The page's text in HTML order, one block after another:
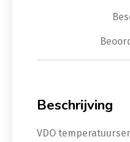
Beschrijving
VDO